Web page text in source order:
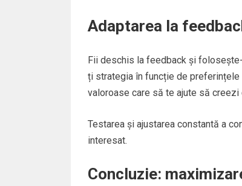
Adaptarea la
Fii deschis la feedback și
ți strategia în funcție de
valoroase care să te ajute să
Testarea și ajustarea constantă a
interesat.
Concluzie: